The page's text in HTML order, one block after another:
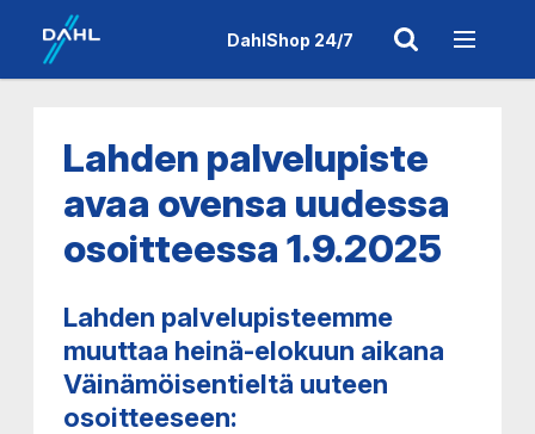
DahlShop 24/7
Lahden palvelupiste
avaa ovensa uudessa
osoitteessa 1.9.2025
Lahden palvelupisteemme
muuttaa heinä-elokuun aikana
Väinämöisentieltä uuteen
osoitteeseen: